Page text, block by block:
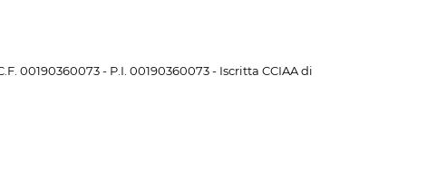
00190360073 - P.I. 00190360073 - Iscritta CCIAA di